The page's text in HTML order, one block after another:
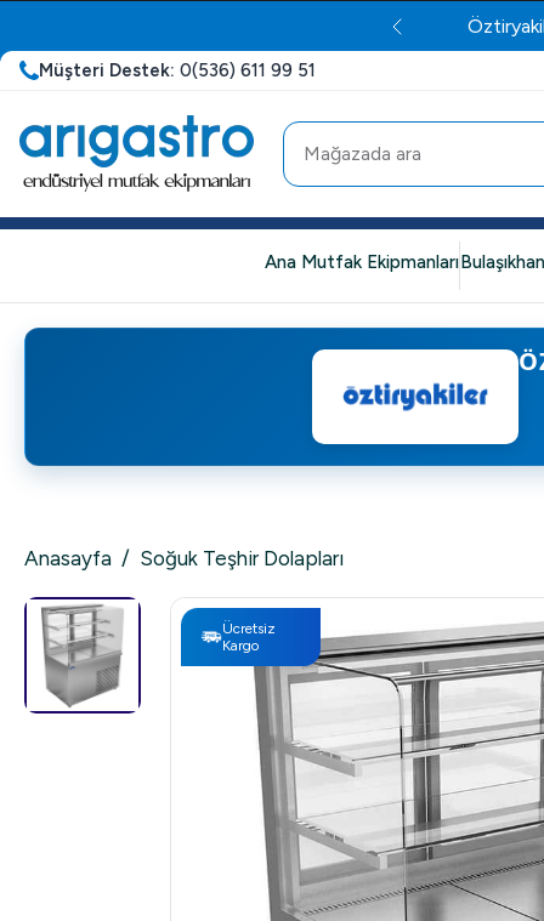
Müşteri Destek: 0(536) 611 99 51
Ana Mutfak Ekipmanları
Anasayfa / Soğuk Teşhir Dolapları
Ücretsiz
Kargo